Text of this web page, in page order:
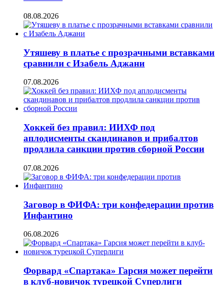
08.08.2026
Утяшеву в платье с прозрачными вставками
сравнили с Изабель Аджани
07.08.2026
Хоккей без правил: ИИХФ под
аплодисменты скандинавов и прибалтов
продлила санкции против сборной России
07.08.2026
Заговор в ФИФА: три конфедерации против
Инфантино
06.08.2026
Форвард «Спартака» Гарсия может перейти
в клуб-новичок турецкой Суперлиги